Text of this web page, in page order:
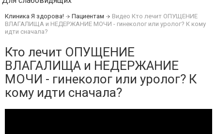
Клиника Я здорова! Пациентам Видео Кто лечит ОПУЩЕНИЕ
ВЛАГАЛИЩА и НЕДЕРЖАНИЕ МОЧИ - гинеколог или уролог? К кому
идти сначала?
Кто лечит ОПУЩЕНИЕ
ВЛАГАЛИЩА и НЕДЕРЖАНИЕ
МОЧИ - гинеколог или уролог? К
кому идти сначала?